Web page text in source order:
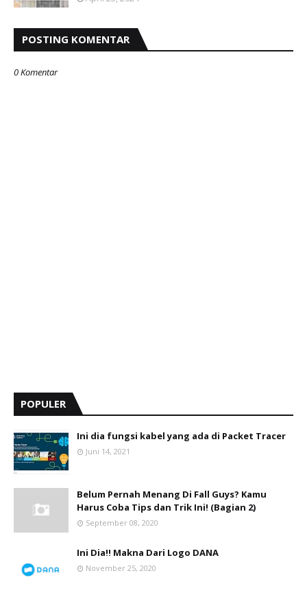
POSTING KOMENTAR
0 Komentar
POPULER
Ini dia fungsi kabel yang ada di Packet Tracer
Juni 14, 2021
Belum Pernah Menang Di Fall Guys? Kamu
Harus Coba Tips dan Trik Ini! (Bagian 2)
September 08, 2020
Ini Dia!! Makna Dari Logo DANA
November 25, 2020